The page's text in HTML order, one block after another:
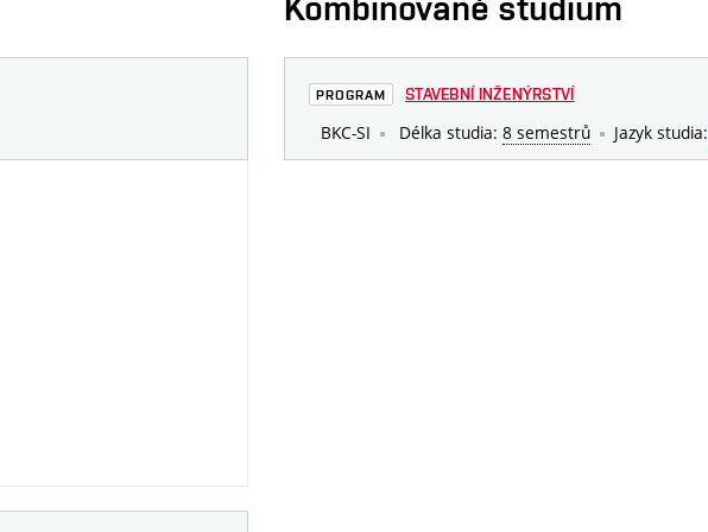
PROGRAM STAVEBNÍ INŽENÝRSTVÍ
BKC-SI Délka studia: 8 semestrů Jazyk studia: